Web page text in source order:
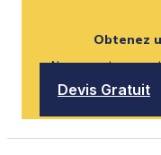
Obtenez
Nous recrutons,
Devis Gratuit